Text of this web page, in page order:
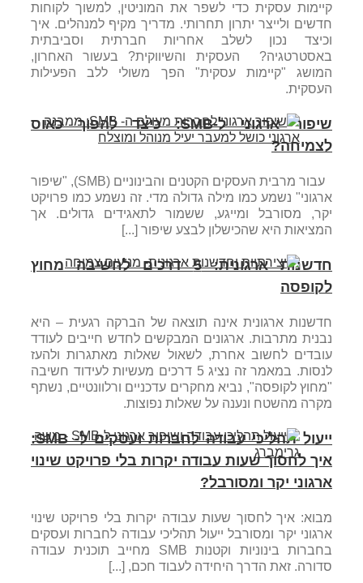
קיימות עסקית כדי לשפר את המוניטין, למשוך לקוחות
חדשים ולייצר יתרון תחרותי. מדריך מקיף למנהלים. איך
וכיצד נכון לשלב אחריות חברתית וסביבתית
באסטרטגיה? העסקית והשיווקית? בעשור האחרון,
המושג "קיימות עסקית" הפך משולי ללב הפעילות
העסקית.
שיפור ארגוני ל-SMB: כיצד להפוך כאוס
לצמיחה?
עבור מרבית העסקים הקטנים והבינוניים (SMB), "שיפור
ארגוני" נשמע כמו מילה גדולה מדי. זה נשמע כמו פרויקט
יקר, מסורבל ומייגע, ששמור לתאגידים גדולים. אך
המציאות היא שהכישלון לבצע שיפור [...]
חדשנות ארגונית: 5 דרכים לחשיבה מחוץ
לקופסה
חדשנות ארגונית אינה תוצאה של הברקה רגעית – היא
נבנית מתרבות. ארגונים המבקשים לחדש חייבים לעודד
עובדים לחשוב אחרת, לשאול שאלות מאתגרות ולהעז
לנסות. במאמר זה נציג 5 דרכים מעשיות לעידוד חשיבה
"מחוץ לקופסה", נביא מחקרים עדכניים ורלוונטיים, נשתף
מקרה מהשטח ונענה על שאלות נפוצות.
ייעול תהליכי עבודה לחברות ועסקים ל- SMB:
איך לחסוך שעות עבודה יקרות בלי פרויקט שינוי
ארגוני יקר ומסורבל?
מבוא: איך לחסוך שעות עבודה יקרות בלי פרויקט שינוי
ארגוני יקר ומסורבל ייעול תהליכי עבודה לחברות ועסקים
בחברות בינוניות וקטנות SMB מחייב תוכנית עבודה
סדורה. זאת הדרך היחידה לעבוד חכם, [...]